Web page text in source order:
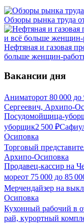
Обзоры рынка труда
Нефтяная и газовая
больше женщин-
Вакансии дня
Аниматорот 80 000 до
Сергеевич, Архипо-
Посудомойщица-
уборщик2 500 ₽
Осиповка
Торговый
Архипо-Осиповка
Продавец-кассир на
мореот 75 000 до 85
Мерчендайзер на
Осиповка
Кухонный рабочий в
рай, курортный